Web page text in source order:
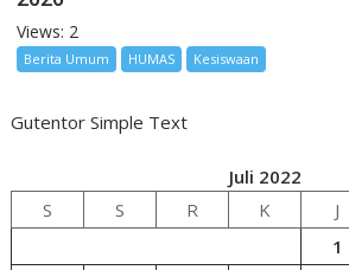
Views: 2
Berita Umum HUMAS Kesiswaan
Gutentor Simple Text
Juli 2022
S
S R K J
1